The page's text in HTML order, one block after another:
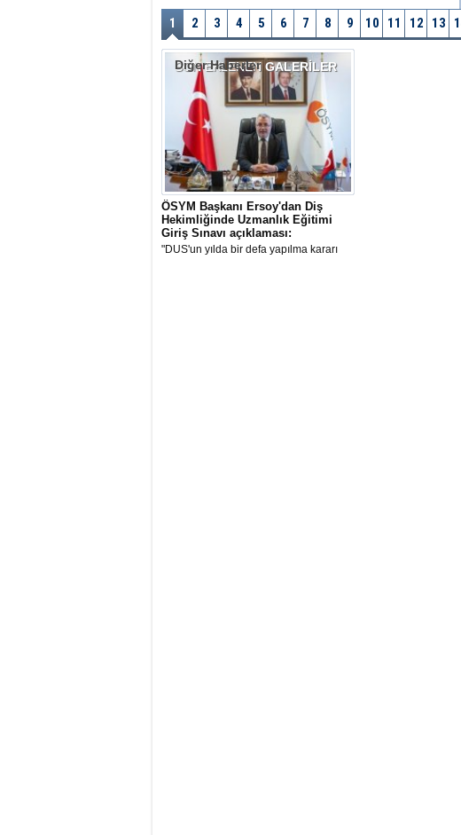
1 2 3 4 5 6 7 8 9 10 11 12 13
SON EKLENENGALERİLER
Diğer Haberler
ÖSYM Başkanı Ersoy'dan Diş
Hekimliğinde Uzmanlık Eğitimi
Giriş Sınavı açıklaması:
"DUS'un yılda bir defa yapılma kararı